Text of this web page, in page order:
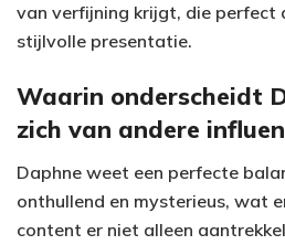
van verfijning krijgt, die perfect
stijlvolle presentatie.
Waarin onderscheidt
zich van andere
Daphne weet een perfecte
onthullend en mysterieus, wat
content er niet alleen